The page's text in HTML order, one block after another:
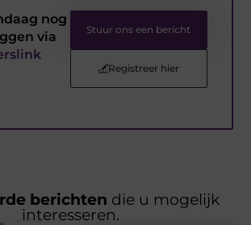
nog
via
Stuur ons een bericht
Registreer hier
berichten die u mogelijk
interesseren.